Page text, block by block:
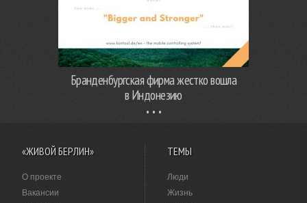
Бранденбургская фирма жестко вошла
в Индонезию
«ЖИВОЙ БЕРЛИН»
О проекте
Вакансии
ТЕМЫ
Люди
Жизнь